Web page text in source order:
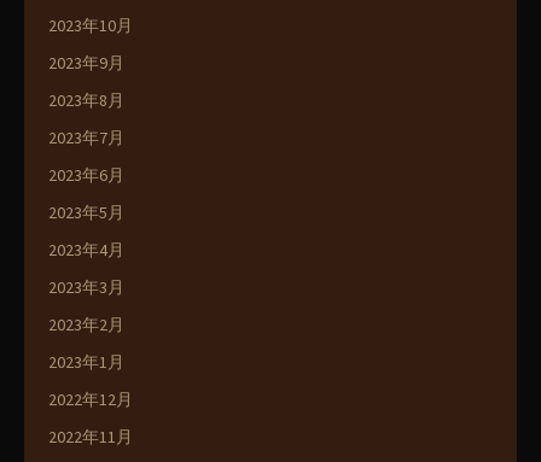
2023年10月
2023年9月
2023年8月
2023年7月
2023年6月
2023年5月
2023年4月
2023年3月
2023年2月
2023年1月
2022年12月
2022年11月